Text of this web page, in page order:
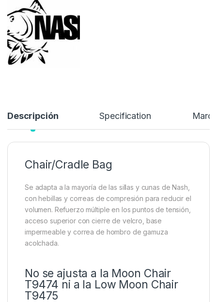
Descripción Specification Marca
Chair/Cradle Bag
Se adapta a la mayoría de las sillas y cunas de Nash,
con hebillas y correas de compresión para reducir el
volumen. Refuerzo múltiple en los puntos de tensión,
acceso superior con cierre de velcro, base
impermeable y correa de hombro de gamuza
acolchada.
No se ajusta a la Moon Chair
T9474 ni a la Low Moon Chair
T9475